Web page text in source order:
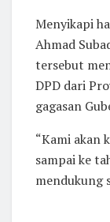
Menyikapi
Ahmad
tersebut
DPD dari
gagasan
“Kami akan
sampai ke
mendukung